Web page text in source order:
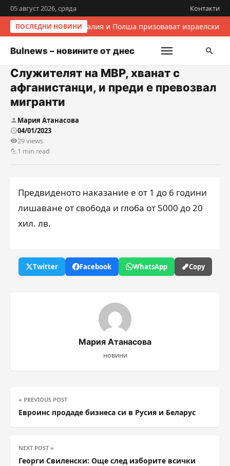
05 август 2026, сряда Контакти
ПОСЛЕДНИ НОВИНИИталия и Полша призовават
Bulnews – новините от днес
Служителят на МВР, хванат с
афганистанци, и преди е превозвал
мигранти
Мария Атанасова
04/01/2023
29 views
1 min read
Предвиденото наказание е от 1 до 6 години
лишаване от свобода и глоба от 5000 до 20
хил. лв.
Twitter Facebook WhatsApp Copy
Мария Атанасова
новини
« PREVIOUS POST
Евроинс продаде бизнеса си в Русия и Беларус
NEXT POST »
Георги Свиленски: Още след изборите всички